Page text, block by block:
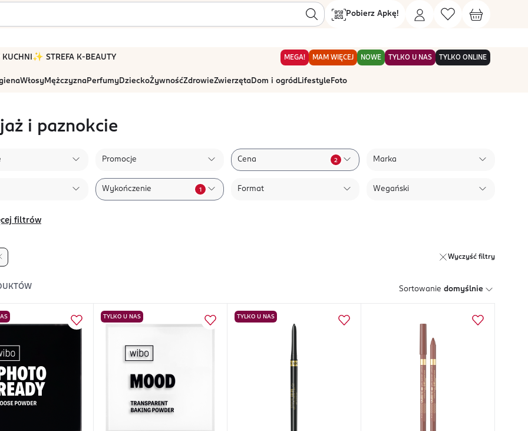
Pobierz Apkę!
KUCHNI ✨ STREFA K-BEAUTY MEGA! MAM WIĘCEJ NOWE TYLKO U NAS TYLKO ONLINE
WłosyMężczyznaPerfumyDzieckoŻywnośćZdrowieZwierzętaDom i ogród Lifestyle Foto
i paznokcie
Promocje Cena 2 Marka
Wykończenie 1 Format Wegański
filtrów
Wyczyść filtry
Sortowanie domyślnie
TYLKO U NAS TYLKO U NAS